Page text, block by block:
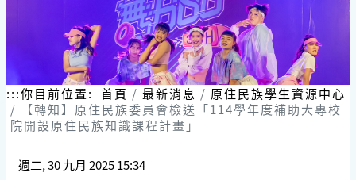
:::你目前位置: 首頁 最新消息
原住民族學生資源中心
【轉知】原住民族委員會檢送「114學年度補助大專校
院開設原住民族知識課程計畫」
週二, 30 九月 2025 15:34